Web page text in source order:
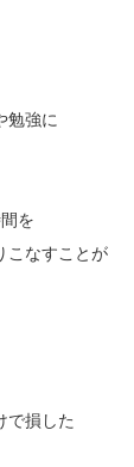
勉強に
を
こなすことが
で損した